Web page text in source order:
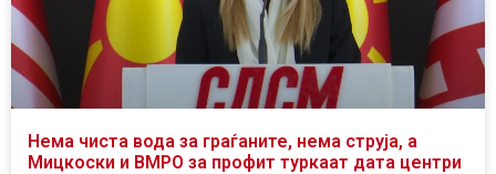
Нема чиста вода за граѓаните, нема струја, а
Мицкоски и ВМРО за профит туркаат дата центри